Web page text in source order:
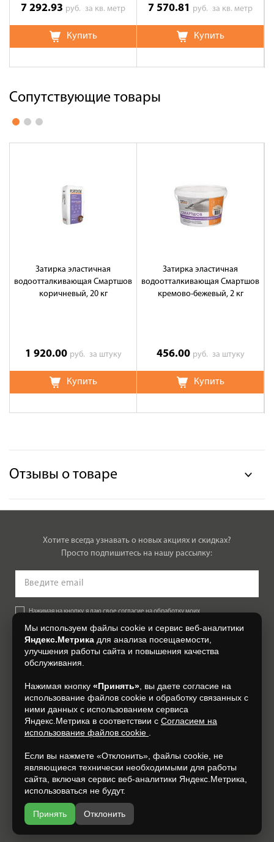
7 292.93 руб. за кв. метр
Купить
7 570.81 руб. за кв. метр
Купить
Сопутствующие товары
Затирка эластичная
водоотталкивающая Смартшов
коричневый, 20 кг
1 920.00 руб. за штуку
Купить
Затирка эластичная
водоотталкивающая Смартшов
кремово-бежевый, 2 кг
456.00 руб. за штуку
Купить
Отзывы о товаре
Хотите всегда узнавать о новых акциях и скидках?
Просто подпишитесь на нашу рассылку:
Нажимая на кнопку, я даю свое согласие на обработку моих
Согласии на обработку персональных данных.
+7 (4832) 300-007
Разработка и продвижение —
Мы используем файлы cookie и сервис веб-аналитики
Яндекс.Метрика для анализа посещаемости,
улучшения работы сайта и повышения качества
обслуживания.
Нажимая кнопку «Принять» , вы даете согласие на
использование файлов cookie и обработку связанных с
ними данных с использованием сервиса
Яндекс.Метрика в соответствии с Согласием на
использование файлов cookie
Если вы нажмете «Отклонить», файлы cookie, не
являющиеся технически необходимыми для работы
сайта, включая сервис веб-аналитики Яндекс.Метрика,
использоваться не будут.
Принять Отклонить